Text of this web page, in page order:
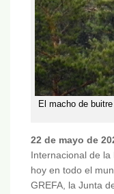
El macho de
22 de mayo de
Internacional de
hoy en todo el
GREFA, la Junta